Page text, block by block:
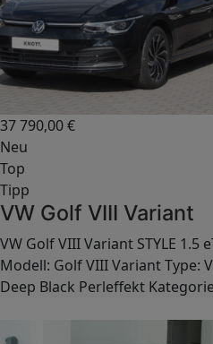
37 790,00€
Neu
Top
Tipp
VW Golf VIII Variant
VW Golf VIII Variant STYLE 1.5
Modell: Golf VIII Variant Type:
Deep Black Perleffekt